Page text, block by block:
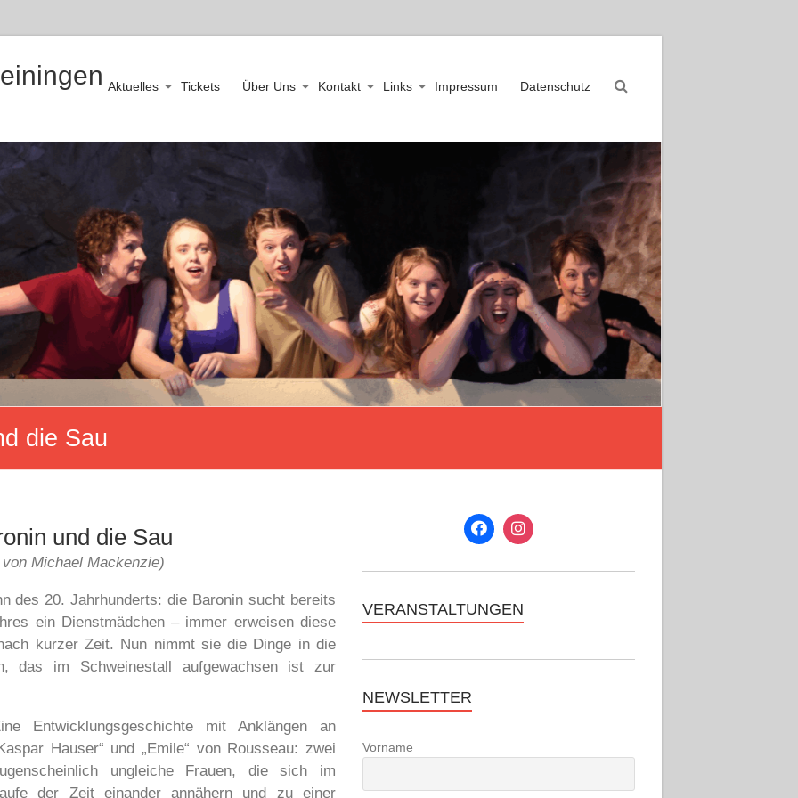
Aktuelles Tickets Über Uns Kontakt Links Impressum Datenschutz
die Sau
und die Sau
Michael Mackenzie)
des 20. Jahrhunderts: die Baronin sucht bereits
ein Dienstmädchen – immer erweisen diese
kurzer Zeit. Nun nimmt sie die Dinge in die
das im Schweinestall aufgewachsen ist zur
Entwicklungsgeschichte mit Anklängen an
Hauser“ und „Emile“ von Rousseau: zwei
ungleiche Frauen, die sich im
der Zeit einander annähern und zu einer
VERANSTALTUNGEN
NEWSLETTER
Vorname